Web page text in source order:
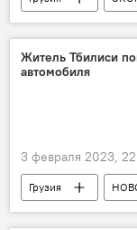
Fitch Ratings
Министерство
Инвестиции
Житель Тбилиси
автомобиля
3 февраля 2023,
Грузия
ПРОИСШЕСТВИЯ